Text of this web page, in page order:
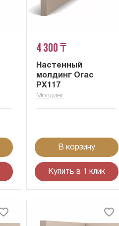
4 300 ₸
Настенный
молдинг Orac
PX117
Молдинг
В корзину
Купить в 1 клик